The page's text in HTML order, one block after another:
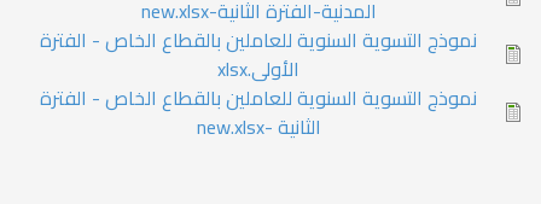
المدنية-الفترة الثانية-new.xlsx
نموذج التسوية السنوية للعاملين بالقطاع الخاص - الفترة
الأولى.xlsx
نموذج التسوية السنوية للعاملين بالقطاع الخاص - الفترة
الثانية -new.xlsx